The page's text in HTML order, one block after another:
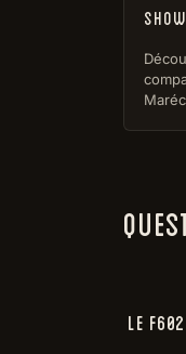
Le